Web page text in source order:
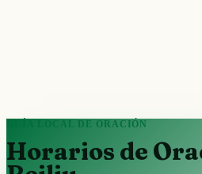
GUÍA LOCAL DE ORACIÓN
Horarios de